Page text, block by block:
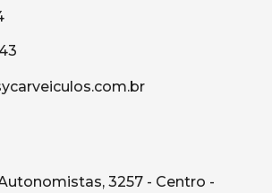
3257 - Centro -